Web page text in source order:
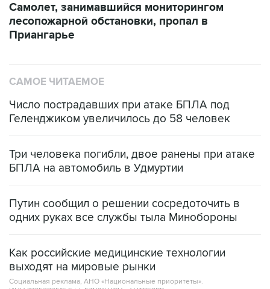
Самолет, занимавшийся мониторингом
лесопожарной обстановки, пропал в
Приангарье
САМОЕ ЧИТАЕМОЕ
Число пострадавших при атаке БПЛА под
Геленджиком увеличилось до 58 человек
Три человека погибли, двое ранены при атаке
БПЛА на автомобиль в Удмуртии
Путин сообщил о решении сосредоточить в
одних руках все службы тыла Минобороны
Как российские медицинские технологии
выходят на мировые рынки
Социальная реклама, АНО «Национальные приоритеты».